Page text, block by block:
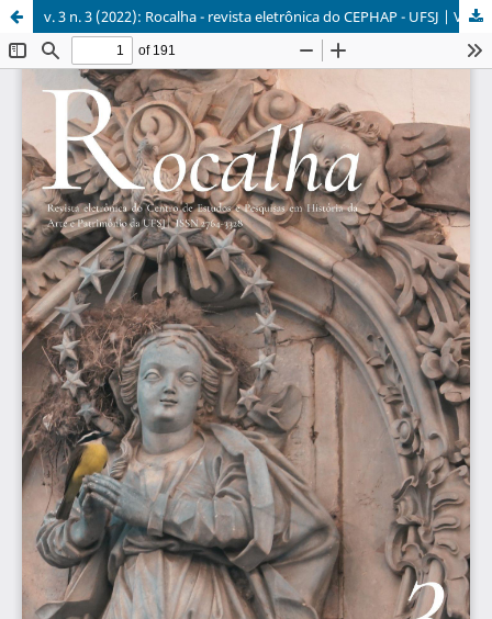
v. 3 n. 3 (2022): Rocalha - revista eletrônica do CEPHAP - UFSJ | VOL.3